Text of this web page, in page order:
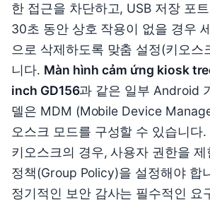
한 접근을 차단하고, USB 저장 포
30초 동안 상호 작용이 없을 경우
으로 삭제하도록 맞춤 설정(키오스
니다. Màn hình cảm ứng kiosk
inch GD156과 같은 일부 Android
델은 MDM (Mobile Device
오스크 모드를 구성할 수 있습니다
키오스크의 경우, 사용자 권한을
정책(Group Policy)을 설정해야 합
정기적인 보안 감사는 필수적인 요